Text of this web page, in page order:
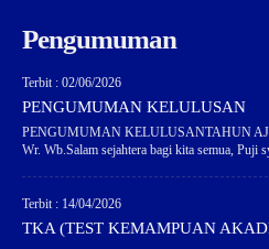
Pengumuman
Terbit : 02/06/2026
PENGUMUMAN KELULUSAN
PENGUMUMAN KELULUSANTAHUN
Wr. Wb.Salam sejahtera bagi kita semua, Puji
Terbit : 14/04/2026
TKA (TEST KEMAMPUAN